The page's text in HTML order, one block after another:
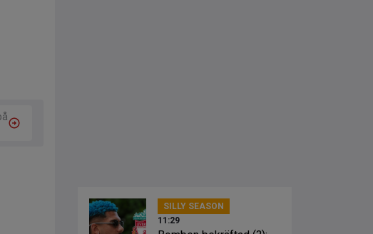
SILLY SEASON
11:29